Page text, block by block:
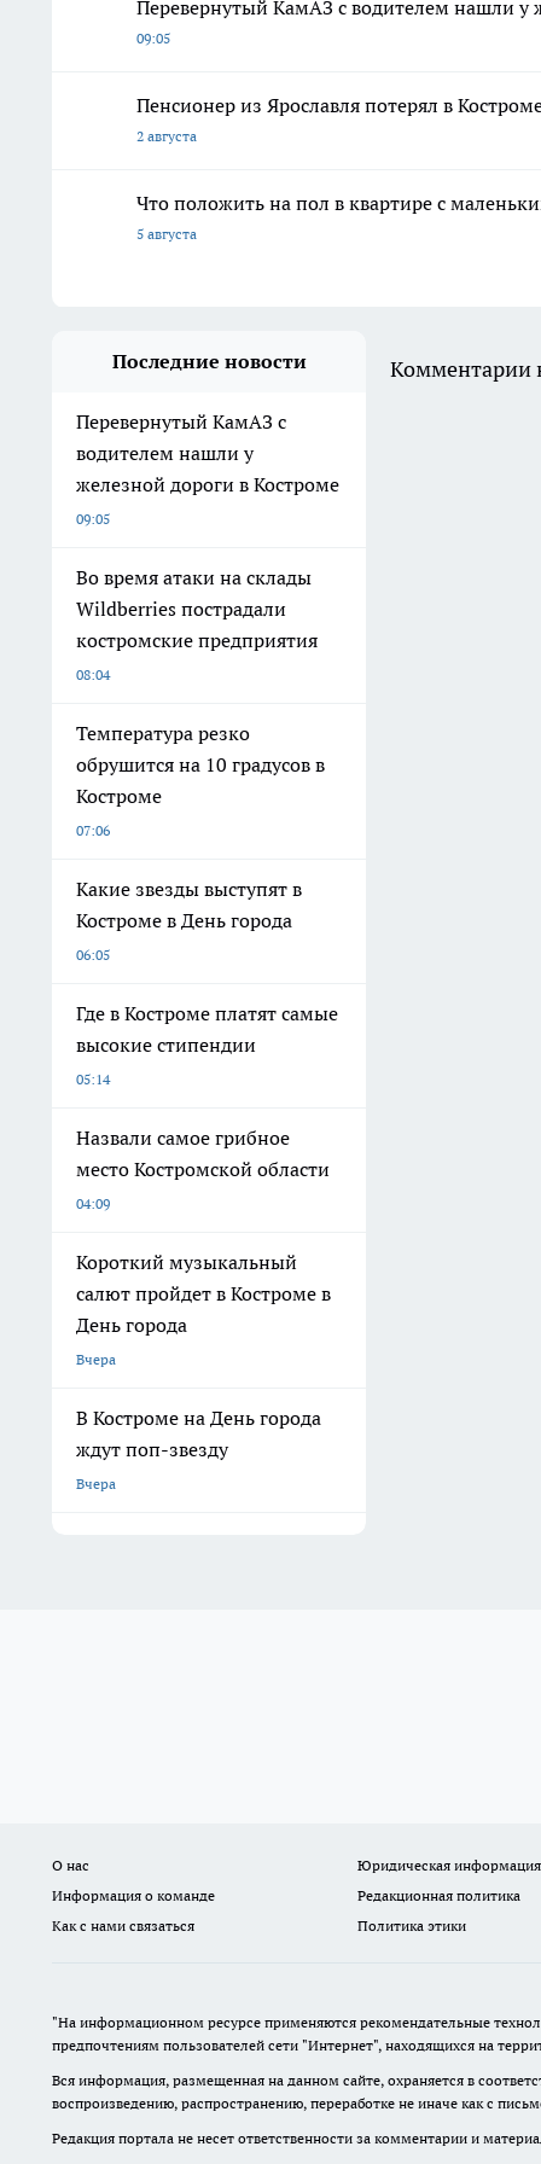
Перевернутый КамАЗ с водителем нашли у
09:05
Пенсионер из Ярославля потерял в
2 августа
Что положить на пол в квартире с
5 августа
Последние новости
Перевернутый КамАЗ с
водителем нашли у
железной дороги в Костроме
09:05
Во время атаки на склады
Wildberries пострадали
костромские предприятия
08:04
Температура резко
обрушится на 10 градусов в
Костроме
07:06
Какие звезды выступят в
Костроме в День города
06:05
Где в Костроме платят самые
высокие стипендии
05:14
Назвали самое грибное
место Костромской области
04:09
Короткий музыкальный
салют пройдет в Костроме в
День города
Вчера
В Костроме на День города
ждут поп-звезду
Вчера
Комментарии
О нас
Юридическая информация
Информация о команде
Редакционная политика
Как с нами связаться
Политика этики
"На информационном ресурсе применяются рекомендательные
предпочтениям пользователей сети "Интернет", находящихся на
Вся информация, размещенная на данном сайте, охраняется в
воспроизведению, распространению, переработке не иначе как с
Редакция портала не несет ответственности за комментарии и